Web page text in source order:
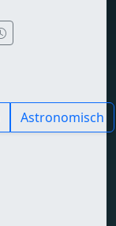
Astronomisch